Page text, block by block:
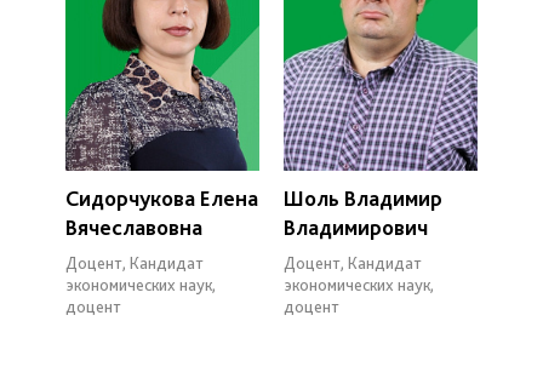
Сидорчукова Елена
Вячеславовна
Доцент, Кандидат
экономических наук,
доцент
Шоль Владимир
Владимирович
Доцент, Кандидат
экономических наук,
доцент